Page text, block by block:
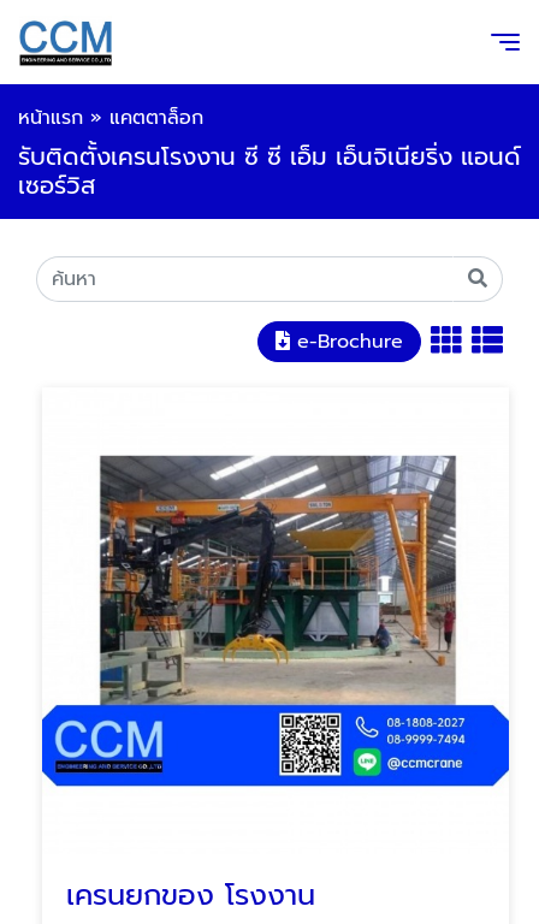
หน้าแรก » แคตตาล็อก
รับติดตั้งเครนโรงงาน ซี ซี เอ็ม เอ็นจิเนียริ่ง แอนด์
เซอร์วิส
e-Brochure
เครนยกของ โรงงาน